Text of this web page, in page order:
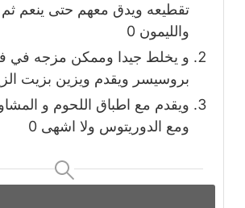
تقطيعه ويدق معهم حتى ينعم ثم
والليمون 0
و يخلط جيدا وممكن مزجه في
بروسيسر ويقدم ويزين بزيت
ويقدم مع اطباق اللحوم و
ومع الدوريتوس ولا اشهى 0